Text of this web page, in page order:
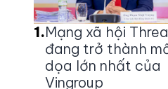
1.Mạng xã hội
đang trở thành
dọa lớn nhất của
Vingroup